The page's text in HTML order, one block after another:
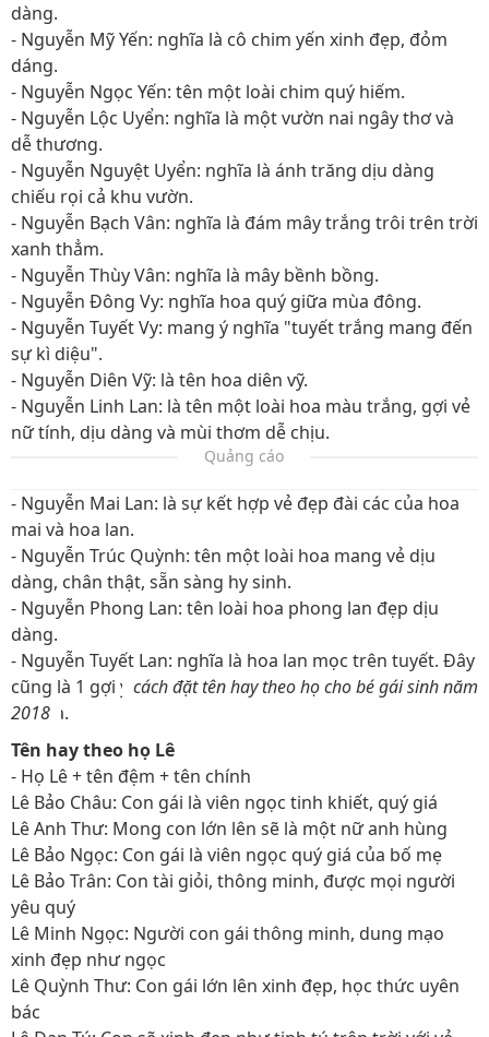
dàng.
- Nguyễn Mỹ Yến: nghĩa là cô chim yến xinh đẹp, đỏm
dáng.
- Nguyễn Ngọc Yến: tên một loài chim quý hiếm.
- Nguyễn Lộc Uyển: nghĩa là một vườn nai ngây thơ và
dễ thương.
- Nguyễn Nguyệt Uyển: nghĩa là ánh trăng dịu dàng
chiếu rọi cả khu vườn.
- Nguyễn Bạch Vân: nghĩa là đám mây trắng trôi trên trời
xanh thẳm.
- Nguyễn Thùy Vân: nghĩa là mây bềnh bồng.
- Nguyễn Đông Vy: nghĩa hoa quý giữa mùa đông.
- Nguyễn Tuyết Vy: mang ý nghĩa "tuyết trắng mang đến
sự kì diệu".
- Nguyễn Diên Vỹ: là tên hoa diên vỹ.
- Nguyễn Linh Lan: là tên một loài hoa màu trắng, gợi vẻ
nữ tính, dịu dàng và mùi thơm dễ chịu.
Quảng cáo
- Nguyễn Mai Lan: là sự kết hợp vẻ đẹp đài các của hoa
mai và hoa lan.
- Nguyễn Trúc Quỳnh: tên một loài hoa mang vẻ dịu
dàng, chân thật, sẵn sàng hy sinh.
- Nguyễn Phong Lan: tên loài hoa phong lan đẹp dịu
dàng.
- Nguyễn Tuyết Lan: nghĩa là hoa lan mọc trên tuyết. Đây
cũng là 1 gợi ý cách đặt tên hay theo họ cho bé gái sinh năm
2018 ạ.
Tên hay theo họ Lê
- Họ Lê + tên đệm + tên chính
Lê Bảo Châu: Con gái là viên ngọc tinh khiết, quý giá
Lê Anh Thư: Mong con lớn lên sẽ là một nữ anh hùng
Lê Bảo Ngọc: Con gái là viên ngọc quý giá của bố mẹ
Lê Bảo Trân: Con tài giỏi, thông minh, được mọi người
yêu quý
Lê Minh Ngọc: Người con gái thông minh, dung mạo
xinh đẹp như ngọc
Lê Quỳnh Thư: Con gái lớn lên xinh đẹp, học thức uyên
bác